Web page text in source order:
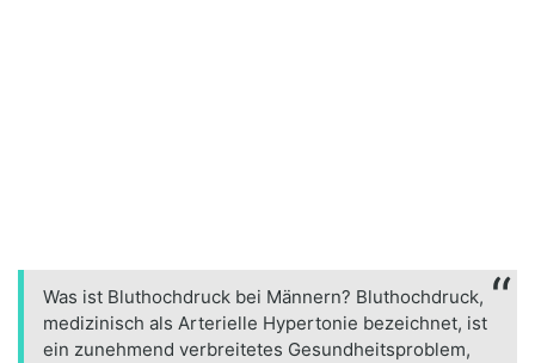
Was ist Bluthochdruck bei Männern? Bluthochdruck,
medizinisch als Arterielle Hypertonie bezeichnet, ist
ein zunehmend verbreitetes Gesundheitsproblem,